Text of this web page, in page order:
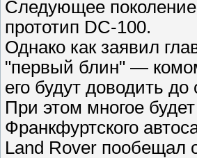
Следующее поколение
прототип DC-100.
Однако как заявил
"первый блин" —
его будут доводить
При этом многое
Франкфуртского
Land Rover пообещал